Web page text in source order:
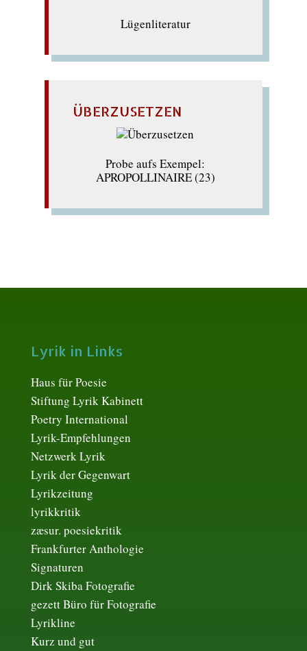
Lügenliteratur
ÜBERZUSETZEN
Probe aufs Exempel:
APROPOLLINAIRE (23)
Lyrik in Links
Haus für Poesie
Stiftung Lyrik Kabinett
Poetry International
Lyrik-Empfehlungen
Netzwerk Lyrik
Lyrik der Gegenwart
Lyrikzeitung
lyrikkritik
zæsur. poesiekritik
Frankfurter Anthologie
Signaturen
Dirk Skiba Fotografie
gezett Büro für Fotografie
Lyrikline
Kurz und gut